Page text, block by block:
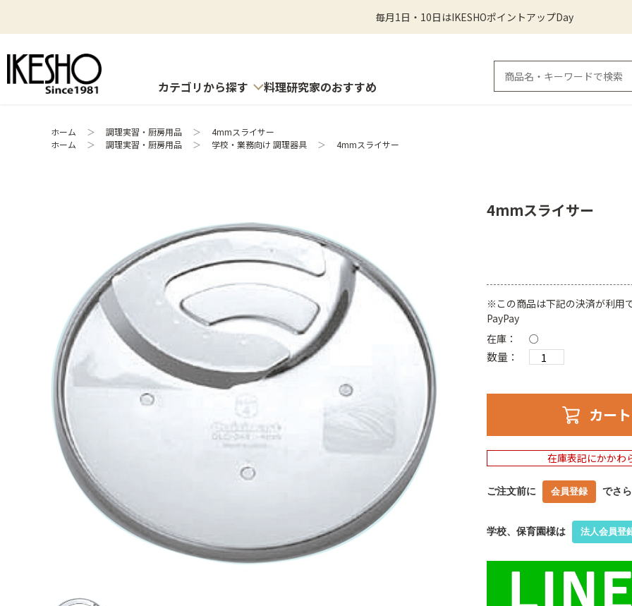
毎月1日・10日はIKESHOポイントアップDay
カテゴリから探す 料理研究家のおすすめ
ホーム ＞ 調理実習・厨房用品 ＞
4mmスライサー
ホーム
＞ 調理実習・厨房用品 ＞ 学校・業務向け 調理器具 ＞ 4mmスライサー
4mmスライサー
※この商品は下記の決済が利用
PayPay
在庫：
○
数量：
カー
在庫表記にかかわ
ご注文前に 会員登録 でさ
学校、保育園様は 法人会員登